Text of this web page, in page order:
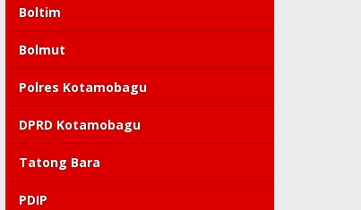
Boltim
Bolmut
Polres Kotamobagu
DPRD Kotamobagu
Tatong Bara
PDIP